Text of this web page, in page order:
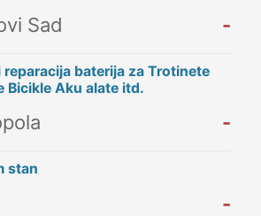
Sad -
reparacija baterija za Trotinete
Bicikle Aku alate itd.
-
stan
-